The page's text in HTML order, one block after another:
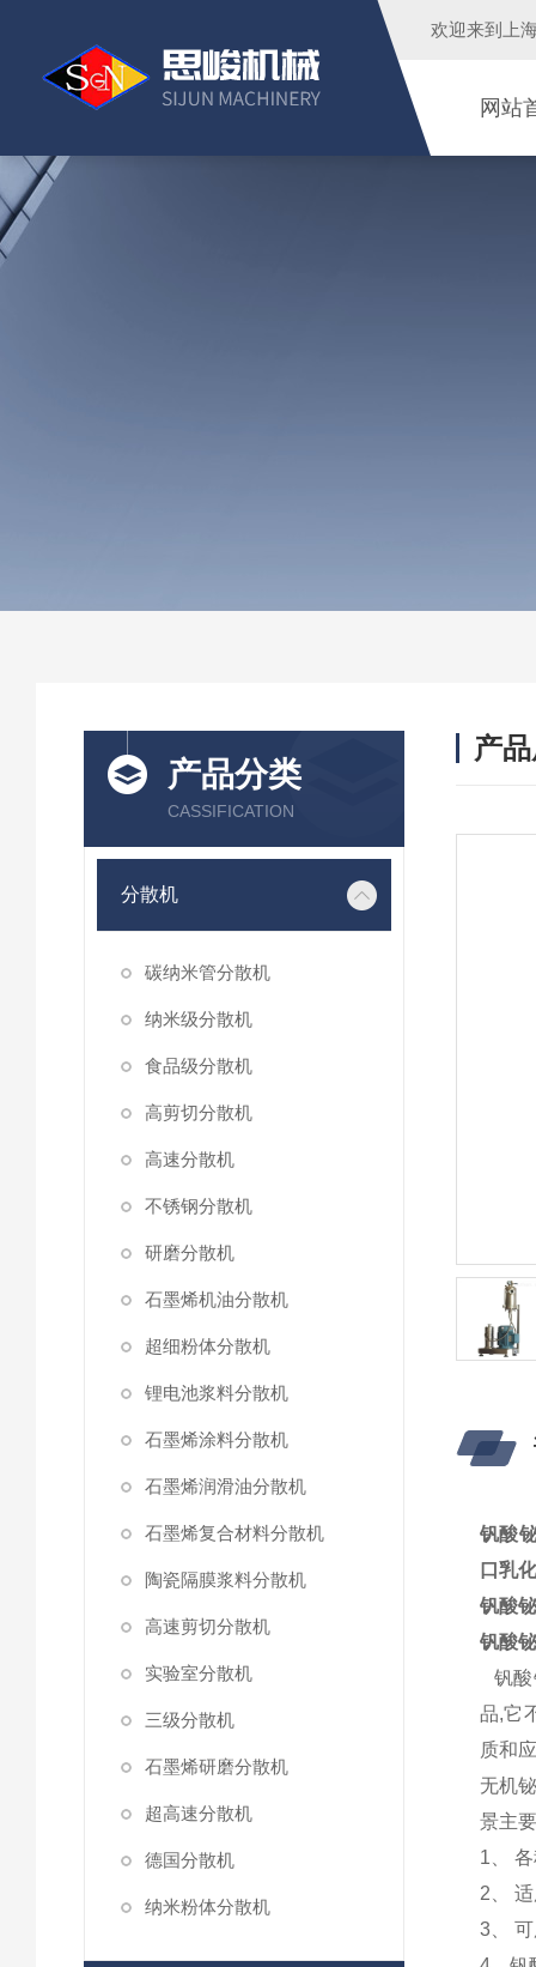
欢迎来到 上
网站
产品分类
CASSIFICATION
分散机
碳纳米管分散机
纳米级分散机
食品级分散机
高剪切分散机
高速分散机
不锈钢分散机
研磨分散机
石墨烯机油分散机
超细粉体分散机
锂电池浆料分散机
石墨烯涂料分散机
石墨烯润滑油分散机
石墨烯复合材料分散机
陶瓷隔膜浆料分散机
高速剪切分散机
实验室分散机
三级分散机
石墨烯研磨分散机
超高速分散机
德国分散机
纳米粉体分散机
产
钒酸
口乳
钒酸
钒酸
钒酸
品,它
质和
无机
景主
1、
2、
3、